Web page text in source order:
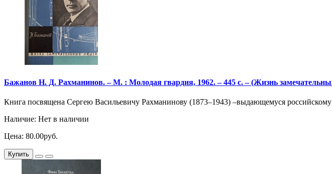
Бажанов Н. Д. Рахманинов. – М. : Молодая гвардия, 1962. – 445 с. – (Жизнь
Книга посвящена Сергею Васильевичу Рахманинову (1873–1943) –выдающемуся
Наличие: Нет в наличии
Цена: 80.00руб.
Купить